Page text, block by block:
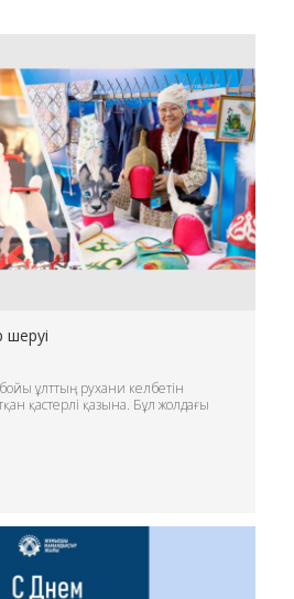
ұлттың рухани келбетін
қастерлі қазына. Бұл жолдағы